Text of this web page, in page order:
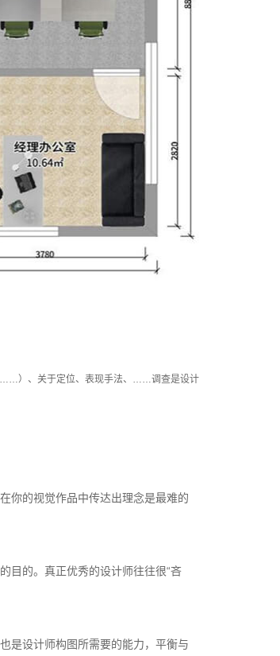
……）、关于定位、表现手法、……调查是设计
你的视觉作品中传达出理念是最难的
目的。真正优秀的设计师往往很“吝
是设计师构图所需要的能力，平衡与